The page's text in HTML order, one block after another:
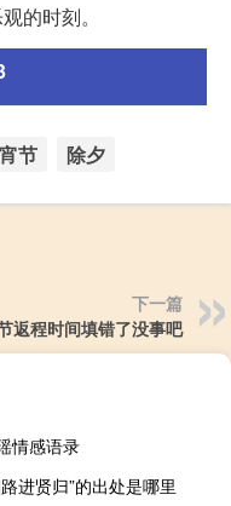
的时刻。
节 除夕
下一篇
返程时间填错了没事吧
情感语录
进贤归”的出处是哪里